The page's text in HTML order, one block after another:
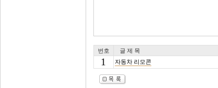
번호 글 제 목
1 자동차 리모콘